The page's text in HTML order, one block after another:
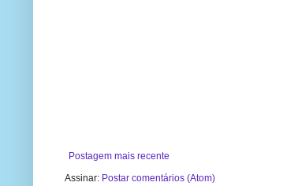
Postagem mais recente
Assinar: Postar comentários (Atom)